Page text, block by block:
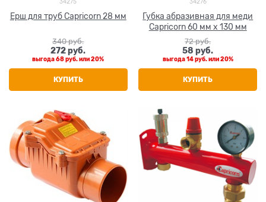
34275
Ерш для труб Capricorn 28 мм
340 руб.
272 руб.
выгода68 руб.или20%
КУПИТЬ
34276
Губка абразивная для меди
Capricorn 60 мм х 130 мм
72 руб.
58 руб.
выгода14 руб.или20%
КУПИТЬ